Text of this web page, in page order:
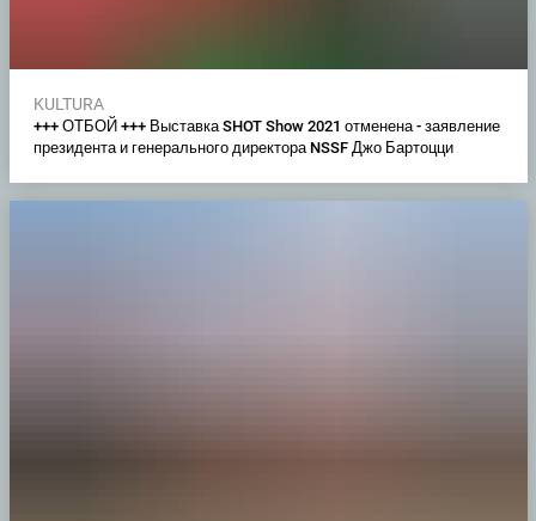
KULTURA
+++ ОТБОЙ +++ Выставка SHOT Show 2021 отменена - заявление
президента и генерального директора NSSF Джо Бартоцци